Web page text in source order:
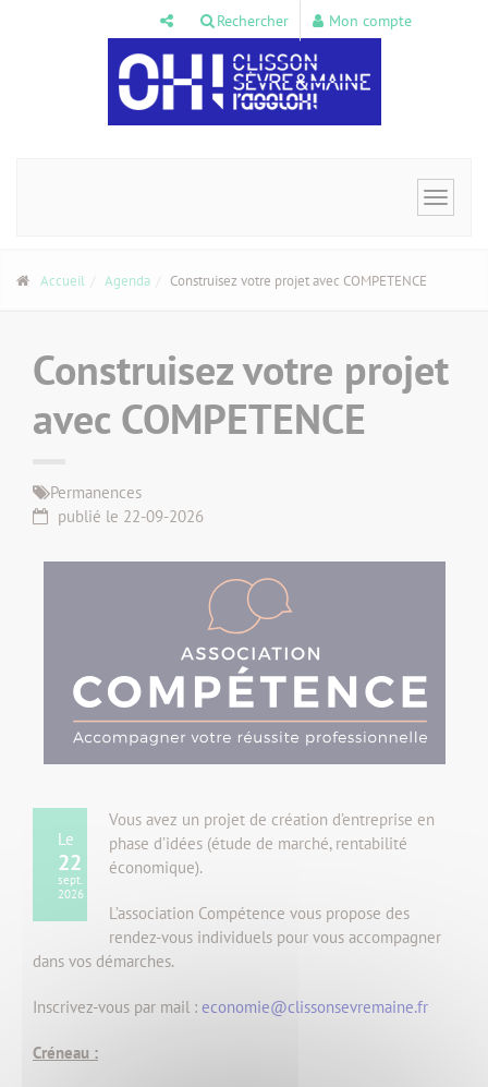
Rechercher Mon compte
Toggle
Accueil Agenda Construisez votre projet avec COMPETENCE
Construisez votre projet
avec COMPETENCE
Permanences
publié le 22-09-2026
Le
22
sept.
2026
Vous avez un projet de création d’entreprise en
phase d’idées (étude de marché, rentabilité
économique).
L’association Compétence vous propose des
rendez-vous individuels pour vous accompagner
dans vos démarches.
Inscrivez-vous par mail : economie@clissonsevremaine.fr
Créneau :
Panneau de gestion des cookies